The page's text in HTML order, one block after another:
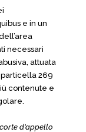
e in un
necessari
attuata
269
contenute e
d’appello